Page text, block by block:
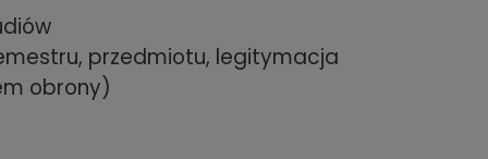
przedmiotu, legitymacja
obrony)